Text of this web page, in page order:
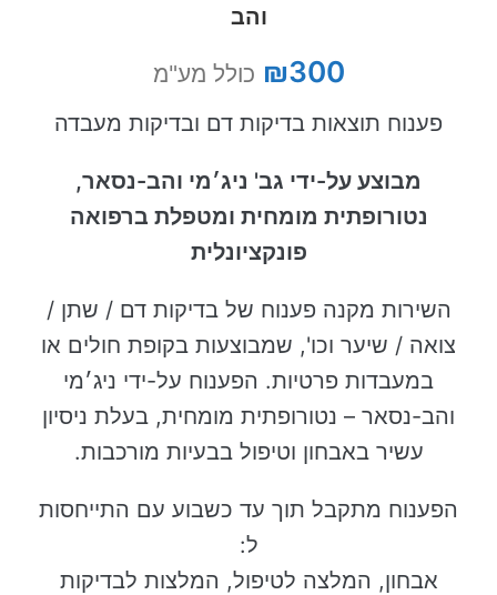
והב
₪300 כולל מע"מ
פענוח תוצאות בדיקות דם ובדיקות מעבדה
מבוצע על-ידי גב' ניג׳מי והב-נסאר,
נטורופתית מומחית ומטפלת ברפואה
פונקציונלית
השירות מקנה פענוח של בדיקות דם / שתן /
צואה / שיער וכו', שמבוצעות בקופת חולים או
במעבדות פרטיות. הפענוח על-ידי ניג׳מי
והב-נסאר – נטורופתית מומחית, בעלת ניסיון
עשיר באבחון וטיפול בבעיות מורכבות.
הפענוח מתקבל תוך עד כשבוע עם התייחסות
ל:
אבחון, המלצה לטיפול, המלצות לבדיקות